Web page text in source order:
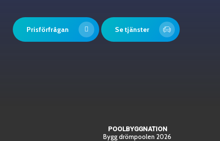
Prisförfrågan Se tjänster
POOLBYGGNATION
Bygg drömpoolen 2026